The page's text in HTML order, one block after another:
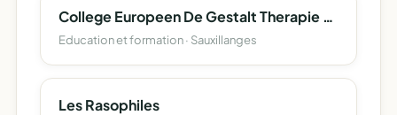
College Europeen De Gestalt Therapie De Langue Francaise
Education et formation · Sauxillanges
Les Rasophiles